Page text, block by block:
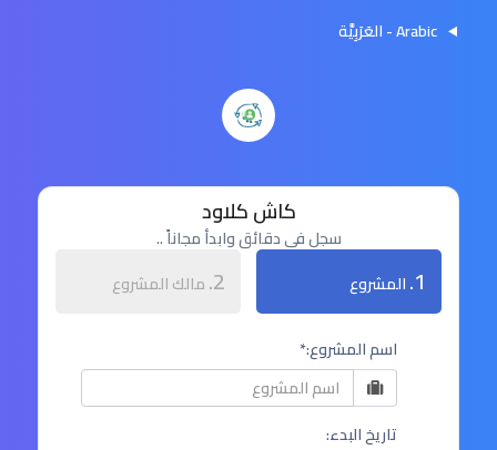
كاش كلاود
سجل في دقائق وابدأ مجاناً ..
1. المشروع 2. مالك المشروع
اسم المشروع:*
تاريخ البدء: